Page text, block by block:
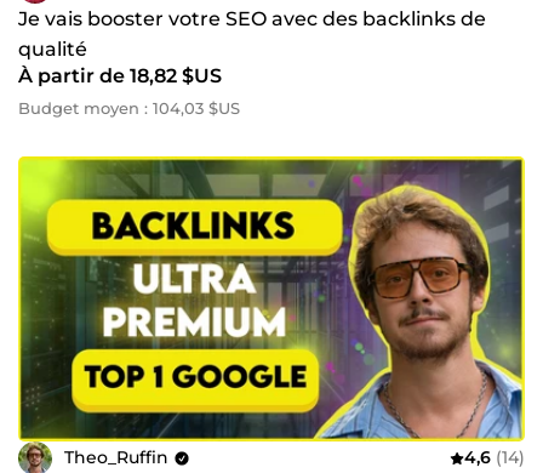
Je vais booster votre SEO avec des backlinks de
qualité
À partir de 18,82 $US
Budget moyen : 104,03 $US
Theo_Ruffin 4,6 (14)